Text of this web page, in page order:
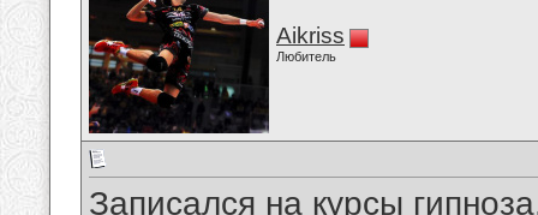
Aikriss
Любитель
Записался на курсы